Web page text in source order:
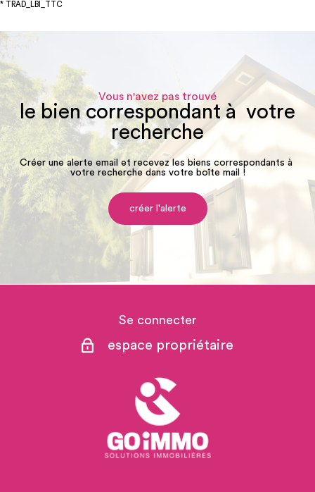
* TRAD_LBI_TTC
Vous n'avez pas trouvé
le bien correspondant à votre
recherche
Créer une alerte email et recevez les biens correspondants à
votre recherche dans votre boîte mail !
créer l'alerte
Se connecter
espace propriétaire